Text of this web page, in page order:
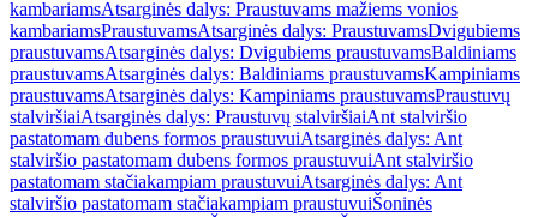
kambariamsAtsarginės dalys: Praustuvams mažiems vonios
kambariamsPraustuvamsAtsarginės dalys: PraustuvamsDvigubiems
praustuvamsAtsarginės dalys: Dvigubiems praustuvamsBaldiniams
praustuvamsAtsarginės dalys: Baldiniams praustuvamsKampiniams
praustuvamsAtsarginės dalys: Kampiniams praustuvamsPraustuvų
stalviršiaiAtsarginės dalys: Praustuvų stalviršiaiAnt stalviršio
pastatomam dubens formos praustuvuiAtsarginės dalys: Ant
stalviršio pastatomam dubens formos praustuvuiAnt stalviršio
pastatomam stačiakampiam praustuvuiAtsarginės dalys: Ant
stalviršio pastatomam stačiakampiam praustuvuiŠoninės